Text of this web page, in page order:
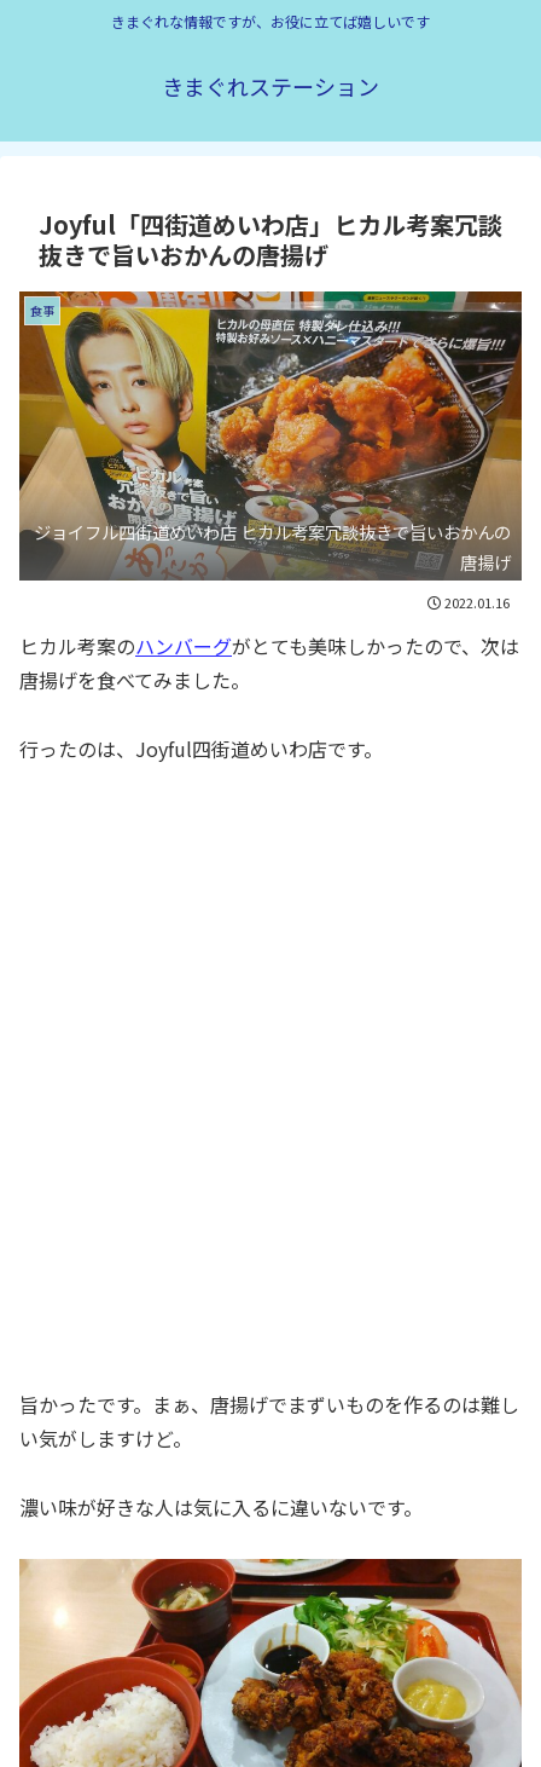
きまぐれな情報ですが、お役に立てば嬉しいです
きまぐれステーション
Joyful「四街道めいわ店」ヒカル考案冗談
抜きで旨いおかんの唐揚げ
食事
ジョイフル四街道めいわ店 ヒカル考案冗談抜きで旨いおかんの
唐揚げ
2022.01.16
ヒカル考案のハンバーグがとても美味しかったので、次は
唐揚げを食べてみました。
行ったのは、Joyful四街道めいわ店です。
旨かったです。まぁ、唐揚げでまずいものを作るのは難し
い気がしますけど。
濃い味が好きな人は気に入るに違いないです。